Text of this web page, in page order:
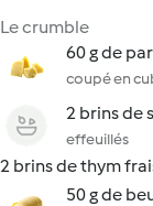
Le crumble
60 g de
coupé en
2 brins de
effeuillés
2 brins de thym
50 g de